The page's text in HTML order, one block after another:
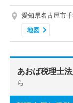
愛知県名古屋市
地図
あおば税理士
ら